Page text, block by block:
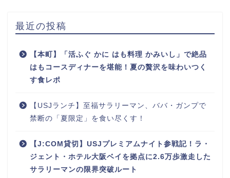
最近の投稿
【本町】「活ふぐ かに はも料理 かみいし」で絶品
はもコースディナーを堪能！夏の贅沢を味わいつく
す食レポ
【USJランチ】至福サラリーマン、ババ・ガンプで
禁断の「夏限定」を食い尽くす！
【J:COM貸切】USJプレミアムナイト参戦記！ラ・
ジェント・ホテル大阪ベイを拠点に2.6万歩激走した
サラリーマンの限界突破ルート